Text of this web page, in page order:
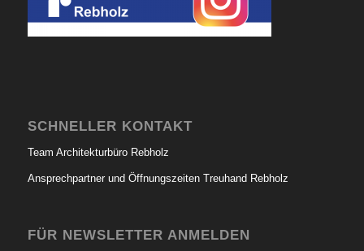
SCHNELLER KONTAKT
Team Architekturbüro Rebholz
Ansprechpartner und Öffnungszeiten Treuhand Rebholz
FÜR NEWSLETTER ANMELDEN